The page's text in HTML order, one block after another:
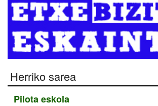
Herriko sarea
Pilota eskola